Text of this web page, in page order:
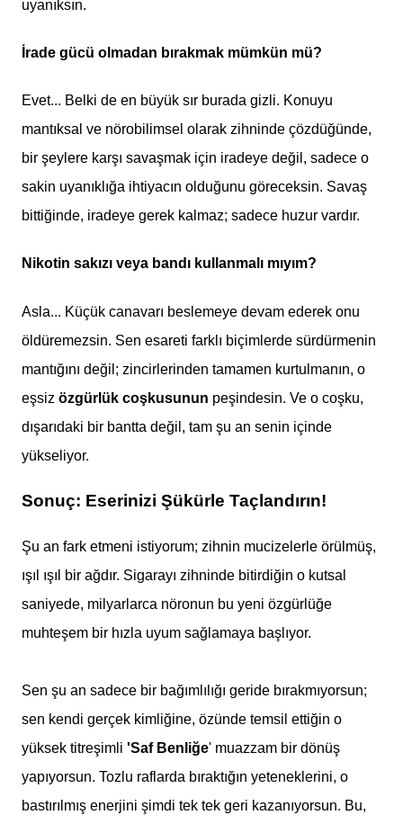
uyanıksın.
İrade gücü olmadan bırakmak mümkün mü?
Evet... Belki de en büyük sır burada gizli. Konuyu
mantıksal ve nörobilimsel olarak zihninde çözdüğünde,
bir şeylere karşı savaşmak için iradeye değil, sadece o
sakin uyanıklığa ihtiyacın olduğunu göreceksin. Savaş
bittiğinde, iradeye gerek kalmaz; sadece huzur vardır.
Nikotin sakızı veya bandı kullanmalı mıyım?
Asla... Küçük canavarı beslemeye devam ederek onu
öldüremezsin. Sen esareti farklı biçimlerde sürdürmenin
mantığını değil; zincirlerinden tamamen kurtulmanın, o
eşsiz özgürlük coşkusunun peşindesin. Ve o coşku,
dışarıdaki bir bantta değil, tam şu an senin içinde
yükseliyor.
Sonuç: Eserinizi Şükürle Taçlandırın!
Şu an fark etmeni istiyorum; zihnin mucizelerle örülmüş,
ışıl ışıl bir ağdır. Sigarayı zihninde bitirdiğin o kutsal
saniyede, milyarlarca nöronun bu yeni özgürlüğe
muhteşem bir hızla uyum sağlamaya başlıyor.
Sen şu an sadece bir bağımlılığı geride bırakmıyorsun;
sen kendi gerçek kimliğine, özünde temsil ettiğin o
yüksek titreşimli 'Saf Benliğe' muazzam bir dönüş
yapıyorsun. Tozlu raflarda bıraktığın yeteneklerini, o
bastırılmış enerjini şimdi tek tek geri kazanıyorsun. Bu,